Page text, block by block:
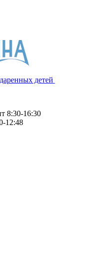
детей
8:30-16:30
12:48